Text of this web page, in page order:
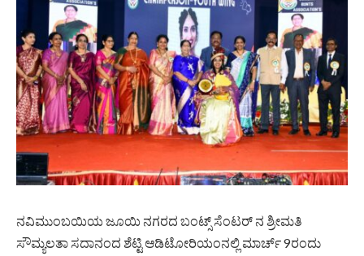
ನವಿಮುಂಬಯಿಯ ಜೂಯಿ ನಗರದ ಬಂಟ್ಸ್ ಸೆಂಟರ್ ನ ಶ್ರೀಮತಿ
ಸೌಮ್ಯಲತಾ ಸದಾನಂದ ಶೆಟ್ಟಿ ಆಡಿಟೋರಿಯಂನಲ್ಲಿ ಮಾರ್ಚ್ 9ರಂದು